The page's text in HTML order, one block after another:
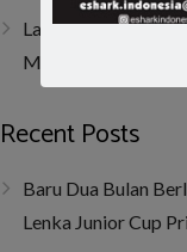
Last Corner
Merah Putih di Italia
Recent Posts
Baru Dua Bulan
Lenka Junior Cup